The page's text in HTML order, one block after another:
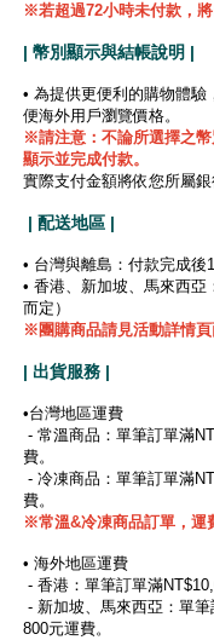
※若超過72小時未付款，
| 幣別顯示與結帳說明 |
• 為提供更便利的購物體
便海外用戶瀏覽價格。
※請注意：不論所選擇之
顯示並完成付款。
實際支付金額將依您所屬
| 配送地區 |
• 台灣與離島：付款完成後
• 香港、新加坡、馬來西
而定）
※團購商品請見活動詳情
| 出貨服務 |
•台灣地區運費
- 常溫商品：單筆訂單滿
費。
- 冷凍商品：單筆訂單滿
費。
※常溫&冷凍商品訂單，運
• 海外地區運費
- 香港：單筆訂單滿
- 新加坡、馬來西亞：單
800元運費。